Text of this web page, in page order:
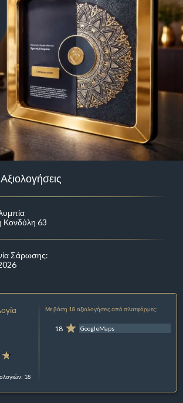
Κονδύλη 63
Σάρωσης:
18
Με βάση 18 αξιολογήσεις από πλατφόρμες:
18 GoogleMaps